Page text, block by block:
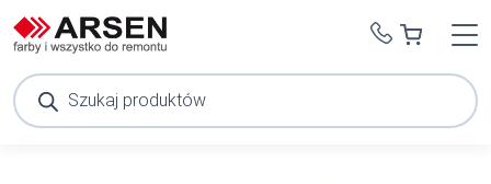
Wyszukiwarka
produktów